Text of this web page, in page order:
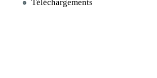
Téléchargements